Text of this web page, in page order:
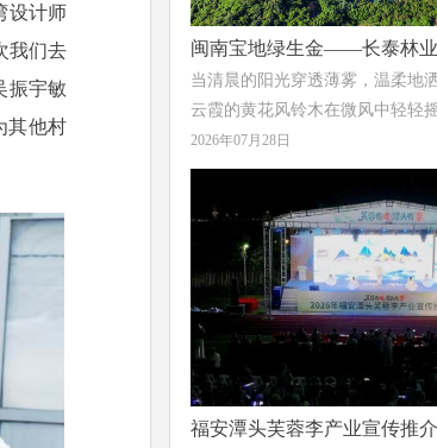
设计师
我们去
振宇敏
其他村
闽南宝地绿生金——长泰林
当清晨的阳光穿透薄雾，温柔地
云霞的黄花风铃木在微风中轻轻
的废弃矿山，已蝶变为“蓝湖嵌林
千年古樟的树荫下溪流潺潺、游
县的历史文脉正与绿水青山一同
天然荫蔽中悄然生长、花农在智
外的切花菊，“绿水青山就是金山
土地上结出丰硕的果实。
2026年07月28日
福安潭头芙蓉李产业宣传推